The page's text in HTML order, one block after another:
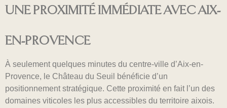
UNE PROXIMITÉ IMMÉDIATE AVEC AIX-
EN-PROVENCE
À seulement quelques minutes du centre-ville d’Aix-en-
Provence, le Château du Seuil bénéficie d’un
positionnement stratégique. Cette proximité en fait l’un des
domaines viticoles les plus accessibles du territoire aixois.